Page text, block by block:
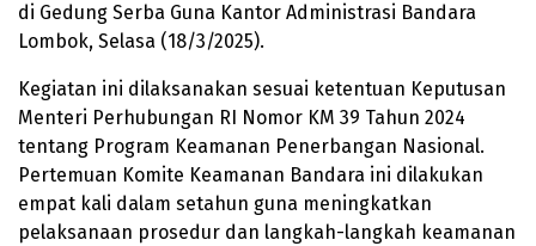
di Gedung Serba Guna Kantor Administrasi Bandara
Lombok, Selasa (18/3/2025).
Kegiatan ini dilaksanakan sesuai ketentuan Keputusan
Menteri Perhubungan RI Nomor KM 39 Tahun 2024
tentang Program Keamanan Penerbangan Nasional.
Pertemuan Komite Keamanan Bandara ini dilakukan
empat kali dalam setahun guna meningkatkan
pelaksanaan prosedur dan langkah-langkah keamanan